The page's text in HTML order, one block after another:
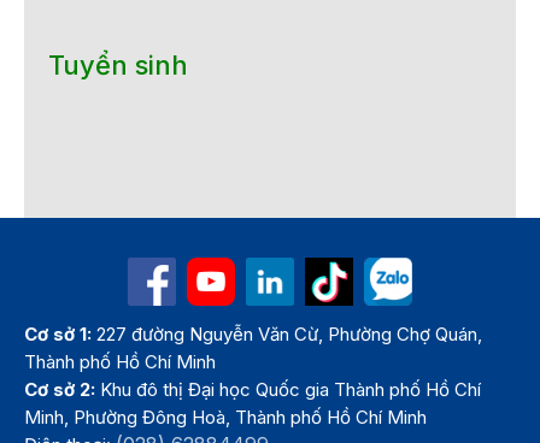
Tuyển sinh
Cơ sở 1: 227 đường Nguyễn Văn Cừ, Phường Chợ Quán,
Thành phố Hồ Chí Minh
Cơ sở 2: Khu đô thị Đại học Quốc gia Thành phố Hồ Chí
Minh, Phường Đông Hoà, Thành phố Hồ Chí Minh